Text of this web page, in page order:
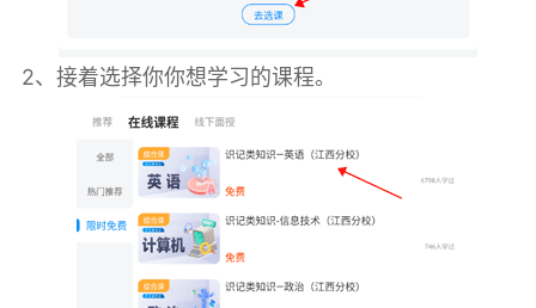
2、接着选择你你想学习的课程。